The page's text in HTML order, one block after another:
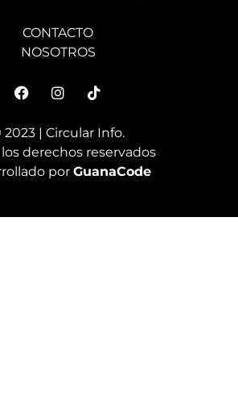
CONTACTO
NOSOTROS
2023 | Circular Info.
los derechos reservados
por GuanaCode